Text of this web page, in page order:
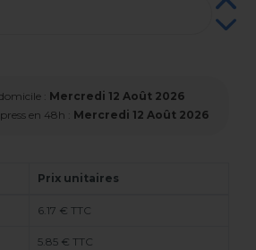
: Mercredi 12 Août 2026
en 48h : Mercredi 12 Août 2026
Prix unitaires
6.17 € TTC
5.85 € TTC